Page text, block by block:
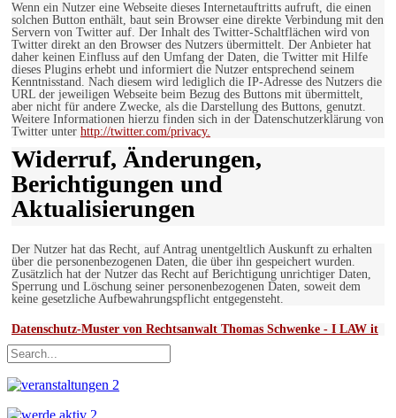
Wenn ein Nutzer eine Webseite dieses Internetauftritts aufruft, die einen
solchen Button enthält, baut sein Browser eine direkte Verbindung mit den
Servern von Twitter auf. Der Inhalt des Twitter-Schaltflächen wird von
Twitter direkt an den Browser des Nutzers übermittelt. Der Anbieter hat
daher keinen Einfluss auf den Umfang der Daten, die Twitter mit Hilfe
dieses Plugins erhebt und informiert die Nutzer entsprechend seinem
Kenntnisstand. Nach diesem wird lediglich die IP-Adresse des Nutzers die
URL der jeweiligen Webseite beim Bezug des Buttons mit übermittelt,
aber nicht für andere Zwecke, als die Darstellung des Buttons, genutzt.
Weitere Informationen hierzu finden sich in der Datenschutzerklärung von
Twitter unter http://twitter.com/privacy.
Widerruf, Änderungen,
Berichtigungen und
Aktualisierungen
Der Nutzer hat das Recht, auf Antrag unentgeltlich Auskunft zu erhalten
über die personenbezogenen Daten, die über ihn gespeichert wurden.
Zusätzlich hat der Nutzer das Recht auf Berichtigung unrichtiger Daten,
Sperrung und Löschung seiner personenbezogenen Daten, soweit dem
keine gesetzliche Aufbewahrungspflicht entgegensteht.
Datenschutz-Muster von Rechtsanwalt Thomas Schwenke - I LAW it